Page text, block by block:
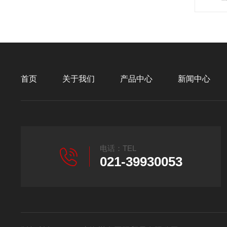
首页 关于我们 产品中心 新闻中心
电话：TEL
021-39930053